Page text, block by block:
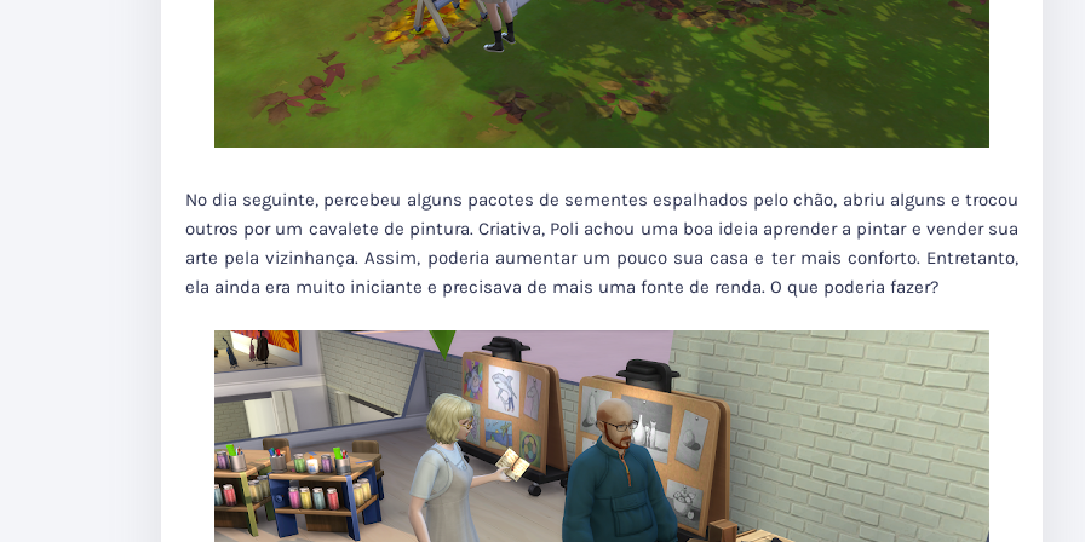
No dia seguinte, percebeu alguns pacotes de sementes espalhados pelo chão, abriu alguns e trocou
outros por um cavalete de pintura. Criativa, Poli achou uma boa ideia aprender a pintar e vender sua
arte pela vizinhança. Assim, poderia aumentar um pouco sua casa e ter mais conforto. Entretanto,
ela ainda era muito iniciante e precisava de mais uma fonte de renda. O que poderia fazer?